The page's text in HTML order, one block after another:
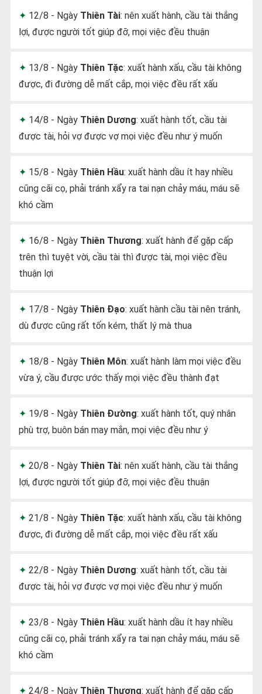
12/8 - Ngày Thiên Tài: nên xuất hành, cầu tài thắng
lợi, được người tốt giúp đỡ, mọi việc đều thuận
13/8 - Ngày Thiên Tặc: xuất hành xấu, cầu tài không
được, đi đường dễ mất cắp, mọi việc đều rất xấu
14/8 - Ngày Thiên Dương: xuất hành tốt, cầu tài
được tài, hỏi vợ được vợ mọi việc đều như ý muốn
15/8 - Ngày Thiên Hầu: xuất hành dầu ít hay nhiều
cũng cãi cọ, phải tránh xẩy ra tai nạn chảy máu, máu sẽ
khó cầm
16/8 - Ngày Thiên Thương: xuất hành để gặp cấp
trên thì tuyệt vời, cầu tài thì được tài, mọi việc đều
thuận lợi
17/8 - Ngày Thiên Đạo: xuất hành cầu tài nên tránh,
dù được cũng rất tốn kém, thất lý mà thua
18/8 - Ngày Thiên Môn: xuất hành làm mọi việc đều
vừa ý, cầu được ước thấy mọi việc đều thành đạt
19/8 - Ngày Thiên Đường: xuất hành tốt, quý nhân
phù trợ, buôn bán may mắn, mọi việc đều như ý
20/8 - Ngày Thiên Tài: nên xuất hành, cầu tài thắng
lợi, được người tốt giúp đỡ, mọi việc đều thuận
21/8 - Ngày Thiên Tặc: xuất hành xấu, cầu tài không
được, đi đường dễ mất cắp, mọi việc đều rất xấu
22/8 - Ngày Thiên Dương: xuất hành tốt, cầu tài
được tài, hỏi vợ được vợ mọi việc đều như ý muốn
23/8 - Ngày Thiên Hầu: xuất hành dầu ít hay nhiều
cũng cãi cọ, phải tránh xẩy ra tai nạn chảy máu, máu sẽ
khó cầm
24/8 - Ngày Thiên Thương: xuất hành để gặp cấp